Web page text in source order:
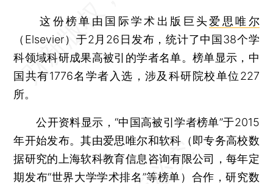
这份榜单由国际学术出版巨头爱思唯尔
（Elsevier）于2月26日发布，统计了中国38个学
科领域科研成果高被引的学者名单。榜单显示，中
国共有1776名学者入选，涉及科研院校单位227
所。
公开资料显示，“中国高被引学者榜单”于2015
年开始发布。其由爱思唯尔和软科（即专务高校数
据研究的上海软科教育信息咨询有限公司，每年定
期发布“世界大学学术排名”等榜单）合作，研究数